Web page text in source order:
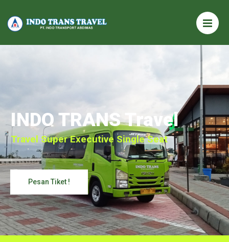
INDO TRANS Travel
Travel Super Executive Single Seat
Pesan Tiket !